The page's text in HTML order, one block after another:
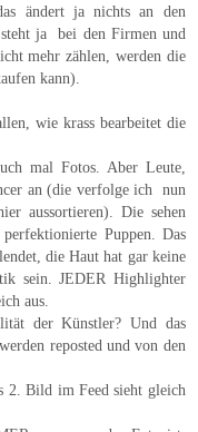
ändert ja nichts an den
ja bei den Firmen und
mehr zählen, werden die
kann).
wie krass bearbeitet die
mal Fotos. Aber Leute,
an (die verfolge ich nun
aussortieren). Die sehen
Puppen. Das
die Haut hat gar keine
sein. JEDER Highlighter
aus.
der Künstler? Und das
reposted und von den
2. Bild im Feed sieht gleich